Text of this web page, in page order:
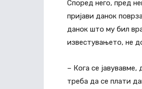
Според него, пред
пријави данок
данок што му бил
известувањето, не
– Кога се
треба да се плати